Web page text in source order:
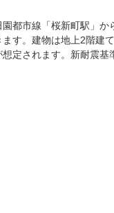
都市線「桜新町駅」
す。建物は地上2階
定されます。新耐震